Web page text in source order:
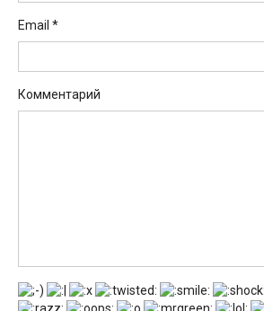
Email *
Комментарий